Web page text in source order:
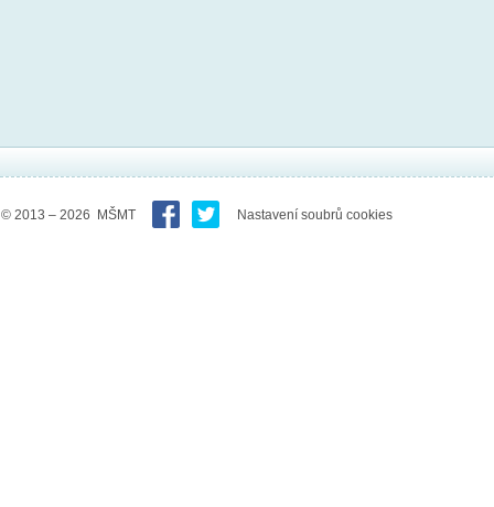
© 2013 – 2026 MŠMT Nastavení soubrů cookies